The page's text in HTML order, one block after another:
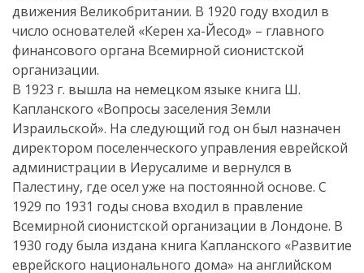
движения Великобритании. В 1920 году входил в
число основателей «Керен ха-Йесод» – главного
финансового органа Всемирной сионистской
организации.
В 1923 г. вышла на немецком языке книга Ш.
Капланского «Вопросы заселения Земли
Израильской». На следующий год он был назначен
директором поселенческого управления еврейской
администрации в Иерусалиме и вернулся в
Палестину, где осел уже на постоянной основе. С
1929 по 1931 годы снова входил в правление
Всемирной сионистской организации в Лондоне. В
1930 году была издана книга Капланского «Развитие
еврейского национального дома» на английском